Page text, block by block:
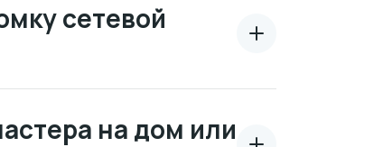
сетевой
на дом или